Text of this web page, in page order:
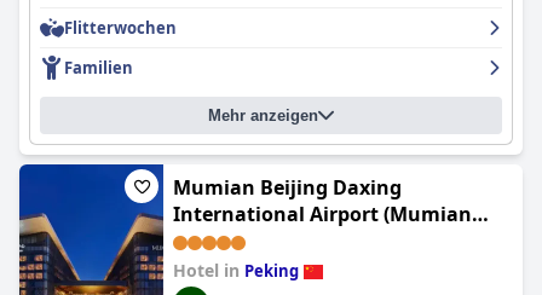
Flitterwochen
Familien
Mehr anzeigen
Mumian Beijing Daxing
International Airport (Mumian
Beijing Daxing International
Airport, part of Hyatt)
Hotel in Peking